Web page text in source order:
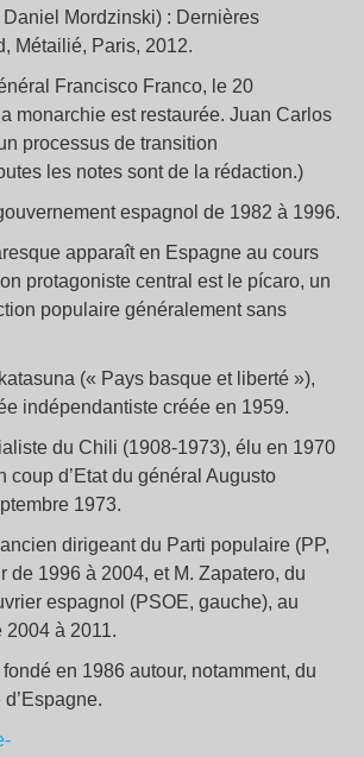
Mordzinski) : Dernières
Métailié, Paris, 2012.
Francisco Franco, le 20
monarchie est restaurée. Juan Carlos
processus de transition
les notes sont de la rédaction.)
espagnol de 1982 à 1996.
apparaît en Espagne au cours
protagoniste central est le pícaro, un
populaire généralement sans
(« Pays basque et liberté »),
indépendantiste créée en 1959.
du Chili (1908-1973), élu en 1970
coup d’Etat du général Augusto
1973.
dirigeant du Parti populaire (PP,
de 1996 à 2004, et M. Zapatero, du
espagnol (PSOE, gauche), au
2004 à 2011.
en 1986 autour, notamment, du